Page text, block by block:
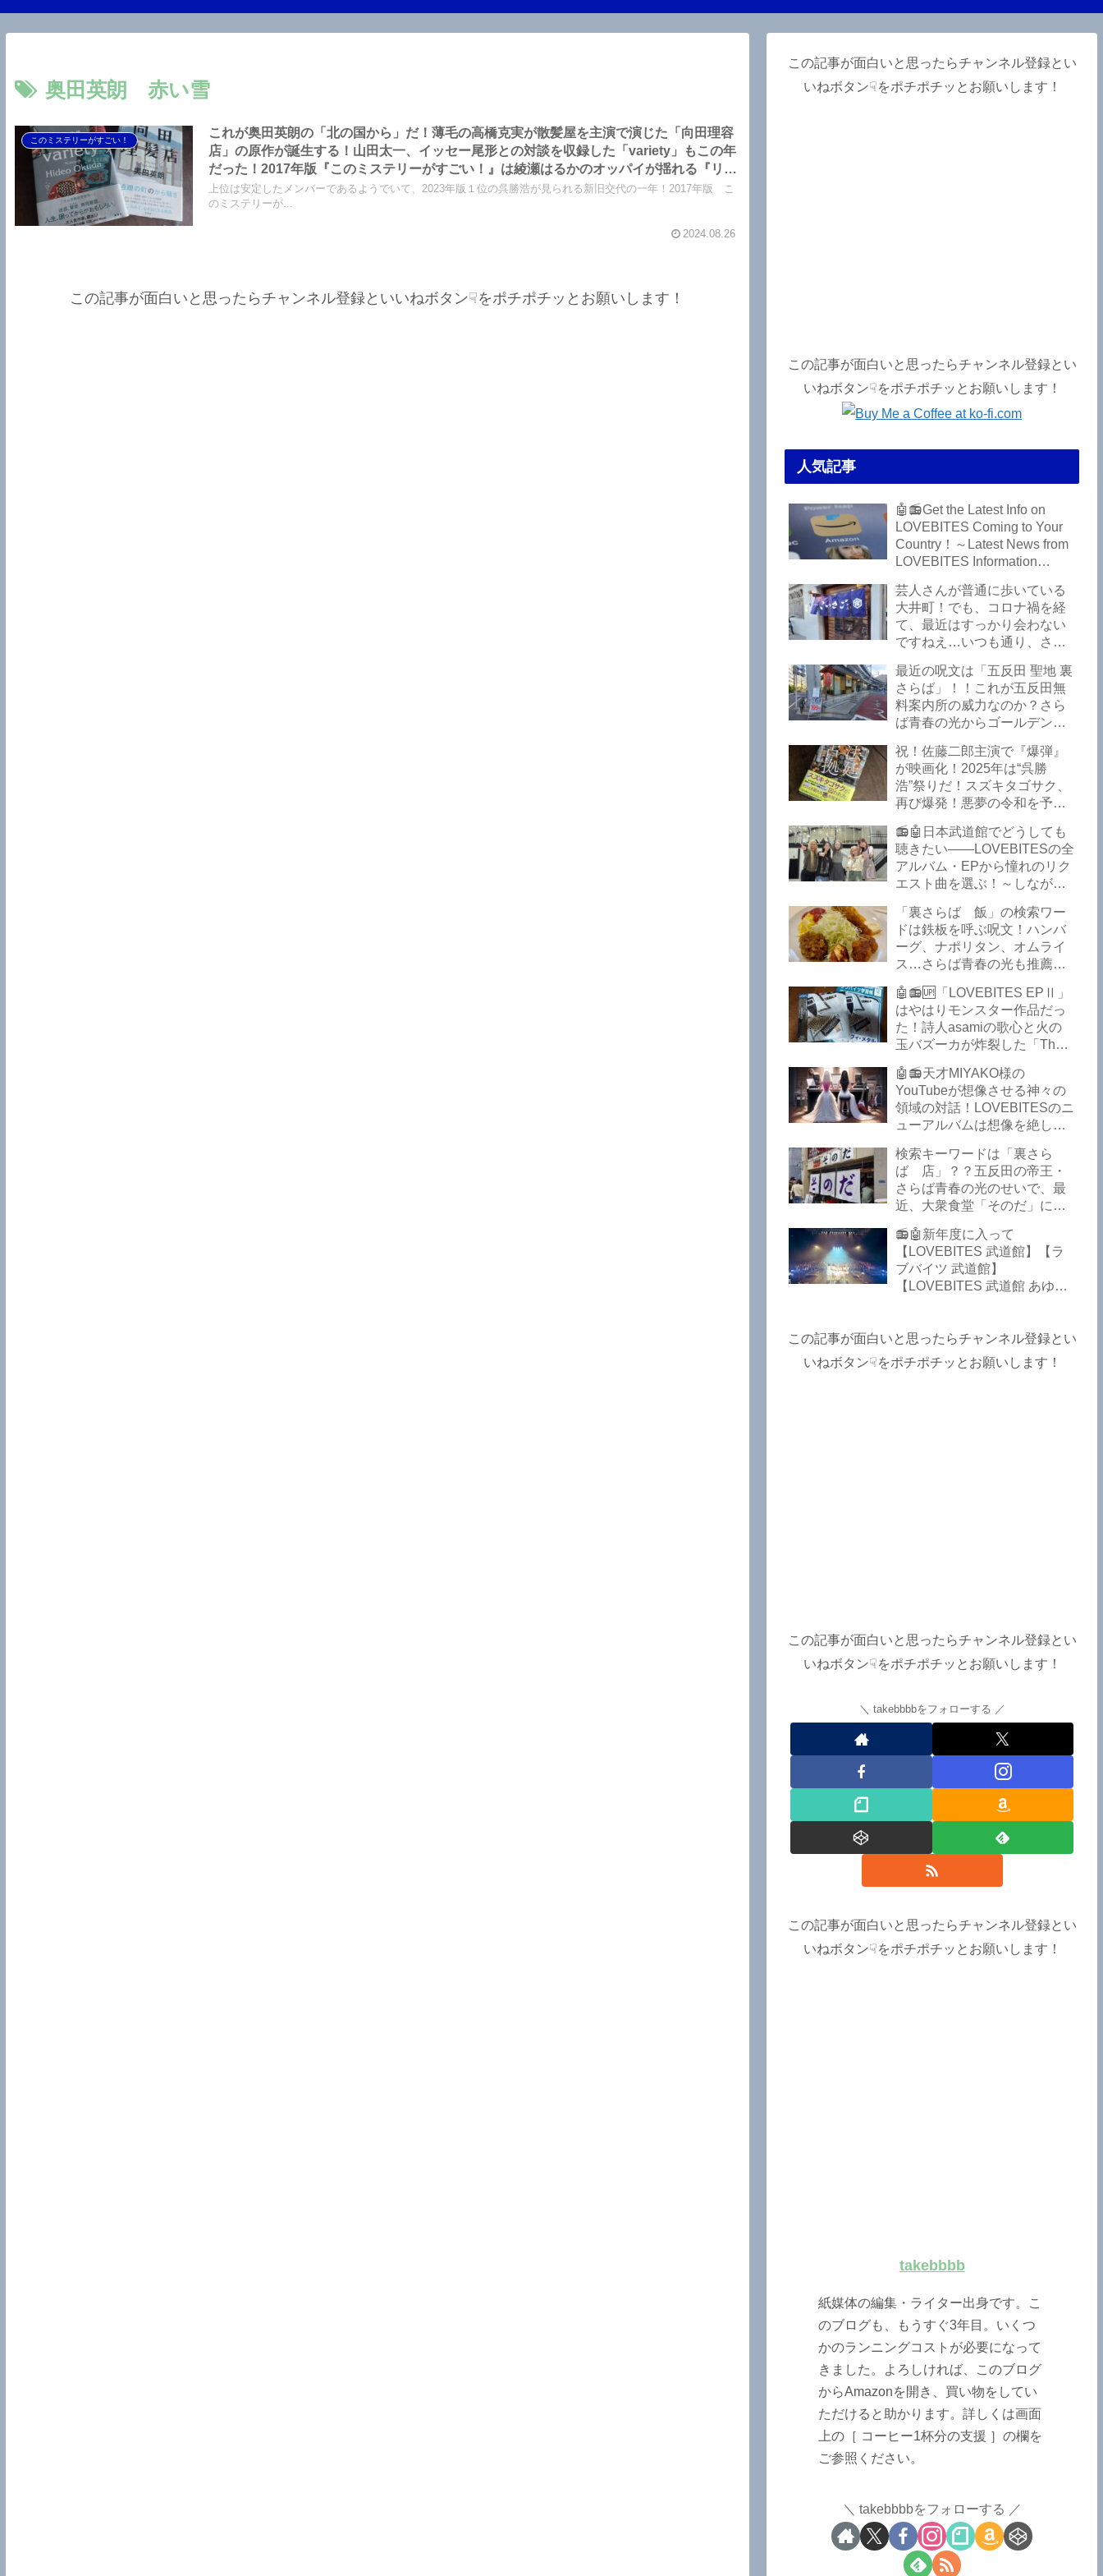
奥田英朗 赤い雪
このミステリーがすごい！
これが奥田英朗の「北の国から」だ！薄毛の高橋克実が散髪屋を主演で演じた「向田理容
店」の原作が誕生する！山田太一、イッセー尾形との対談を収録した「variety」もこの年
だった！2017年版『このミステリーがすごい！』は綾瀬はるかのオッパイが揺れる『リボ
ルバー・リリー』を引っ提げ、長浦京が満を持して登場！あり得ないリアリティを実現す
る天才作家が満を持してメジャーデビューを果たす！
上位は安定したメンバーであるようでいて、2023年版１位の呉勝浩が見られる新旧交代の一年！2017年版 こ
のミステリーが...
2024.08.26
この記事が面白いと思ったらチャンネル登録といいねボタン☟をポチポチッとお願いします！
この記事が面白いと思ったらチャンネル登録とい
いねボタン☟をポチポチッとお願いします！
この記事が面白いと思ったらチャンネル登録とい
いねボタン☟をポチポチッとお願いします！
人気記事
🤖📻Get the Latest Info on
LOVEBITES Coming to Your
Country！～Latest News from
LOVEBITES Information
芸人さんが普通に歩いている
大井町！でも、コロナ禍を経
て、最近はすっかり会わない
ですねえ…いつも通り、さぼ
から飲んできました。私以外
にもLOVEBITESファンが数名
いるようですよ笑
最近の呪文は「五反田 聖地 裏
さらば」！！これが五反田無
料案内所の威力なのか？さら
ば青春の光からゴールデンウ
いた！激安の肉の刺し盛りが
美味い！酒もぶっちぎりで安
い！本格焼鳥 五反田「富士
屋」がオープンから３カ月で
ごった返しているぞ！【さら
ば青春の光 五反田 グルメ】
祝！佐藤二郎主演で『爆弾』
が映画化！2025年は“呉勝
浩”祭りだ！スズキタゴサク、
再び爆発！悪夢の令和を予言
２』が不気味な存在感で他を
圧倒した！異形の家族小説
『Q』も文句なしだぞ！～
2025年版「このミステリーが
すごい！」
📻🤖日本武道館でどうしても
聴きたい――LOVEBITESの全
アルバム・EPから憧れのリク
エスト曲を選ぶ！～しながわ
武道館】【ラブバイツ 武道
館】【LOVEBITES 武道館 セ
トリ】【LOVEBITES リクエ
スト曲】【LOVEBITES
Inspire】【LOVEBITES Under
The Red Sky】【LOVEBITES
Epilogue】【LOVEBITES
Today Is The Day】
【LOVEBITES Dystopia
Symphony】【LOVEBITES
My Orion】【LOVEBITES
Lost In The Garden】
【LOVEBITES The Bell In
Of Control】【LOVEBITES
The Eve Of Change】
「裏さらば 飯」の検索ワー
ドは鉄板を呼ぶ呪文！ハンバ
ーグ、ナポリタン、オムライ
ス…さらば青春の光も推薦！
定のお子様ランチを食ってき
たよ！【さらば青春の光 五反
田 グルメ】
🤖📻🆙「LOVEBITES EPⅡ」
はやはりモンスター作品だっ
た！詩人asamiの歌心と火の
玉バズーカが炸裂した「The
のだぞ！～しながわロックラ
ジオ【追記あり】
🤖📻天才MIYAKO様の
YouTubeが想像させる神々の
領域の対話！LOVEBITESのニ
ューアルバムは想像を絶して
玉てやんでい、D-A-Dの新
曲、ブルース・ディッキンソ
ン情報などです～しながわロ
ックラジオ【追記複数あり】
検索キーワードは「裏さら
ば 店」？？五反田の帝王・
さらば青春の光のせいで、最
近、大衆食堂「そのだ」に入
よ…【さらば青春の光 五反田
グルメ】
📻🤖新年度に入って
【LOVEBITES 武道館】【ラ
ブバイツ 武道館】
【LOVEBITES 武道館 あゆ
2025 セトリ】【LOVEBITES
海外の反応】あたりがトレン
ドキーワードのようです。
この記事が面白いと思ったらチャンネル登録とい
いねボタン☟をポチポチッとお願いします！
この記事が面白いと思ったらチャンネル登録とい
いねボタン☟をポチポチッとお願いします！
takebbbbをフォローする
この記事が面白いと思ったらチャンネル登録とい
いねボタン☟をポチポチッとお願いします！
takebbbb
紙媒体の編集・ライター出身です。こ
のブログも、もうすぐ3年目。いくつ
かのランニングコストが必要になって
きました。よろしければ、このブログ
からAmazonを開き、買い物をしてい
ただけると助かります。詳しくは画面
上の［ コーヒー1杯分の支援 ］の欄を
ご参照ください。
takebbbbをフォローする